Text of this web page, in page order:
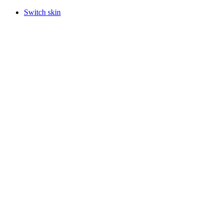
Switch skin